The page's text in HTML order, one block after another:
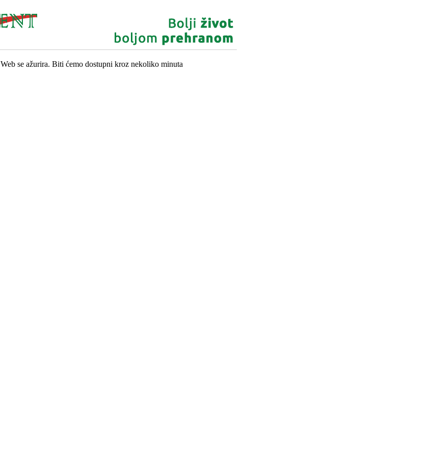
Web se ažurira. Biti ćemo dostupni kroz nekoliko minuta